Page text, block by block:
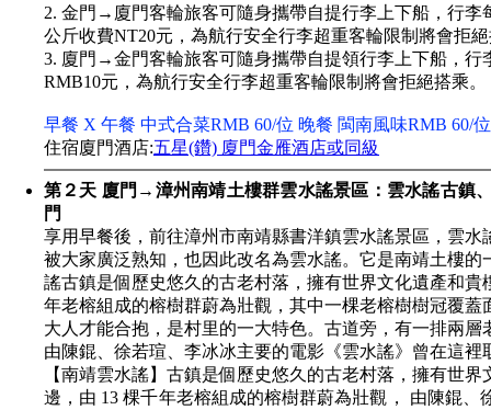
2. 金門→廈門客輪旅客可隨身攜帶自提行李上下船，行
公斤收費NT20元，為航行安全行李超重客輪限制將會拒
3. 廈門→金門客輪旅客可隨身攜帶自提領行李上下船，行
RMB10元，為航行安全行李超重客輪限制將會拒絕搭乘。
早餐 X 午餐 中式合菜RMB 60/位 晚餐 閩南風味RMB 60/位
住宿廈門酒店:五星(鑽) 廈門金雁酒店或同級
第２天 廈門→漳州南靖土樓群雲水謠景區：雲水謠古
門
享用早餐後，前往漳州市南靖縣書洋鎮雲水謠景區，雲
被大家廣泛熟知，也因此改名為雲水謠。它是南靖土樓
謠古鎮是個歷史悠久的古老村落，擁有世界文化遺產和
年老榕組成的榕樹群蔚為壯觀，其中一棵老榕樹樹冠覆
大人才能合抱，是村里的一大特色。古道旁，有一排兩
由陳錕、徐若瑄、李冰冰主要的電影《雲水謠》曾在這裡
【南靖雲水謠】古鎮是個歷史悠久的古老村落，擁有世
邊，由 13 棵千年老榕組成的榕樹群蔚為壯觀， 由陳錕